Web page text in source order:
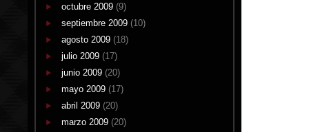
octubre 2009 (9)
septiembre 2009 (10)
agosto 2009 (18)
julio 2009 (17)
junio 2009 (20)
mayo 2009 (17)
abril 2009 (20)
marzo 2009 (20)